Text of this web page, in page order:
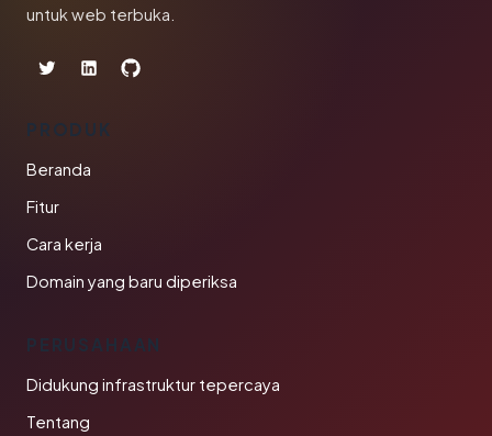
untuk web terbuka.
PRODUK
Beranda
Fitur
Cara kerja
Domain yang baru diperiksa
PERUSAHAAN
Didukung infrastruktur tepercaya
Tentang